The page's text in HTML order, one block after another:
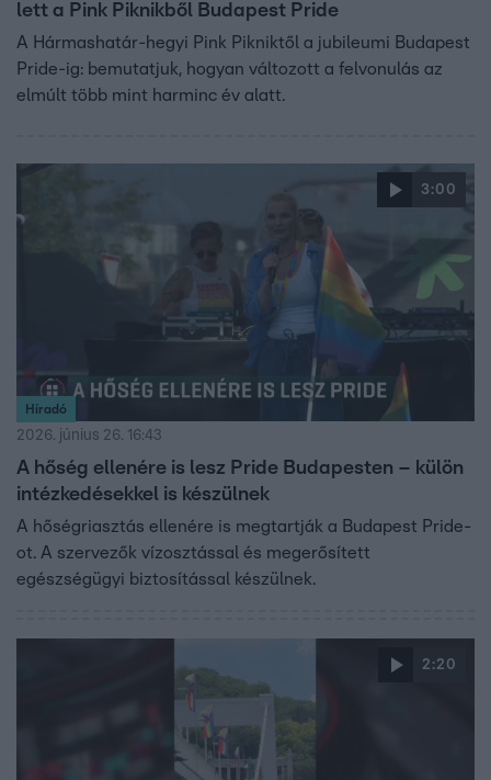
lett a Pink Piknikből Budapest Pride
A Hármashatár-hegyi Pink Pikniktől a jubileumi Budapest
Pride-ig: bemutatjuk, hogyan változott a felvonulás az
elmúlt több mint harminc év alatt.
3:00
Híradó
2026. június 26. 16:43
A hőség ellenére is lesz Pride Budapesten – külön
intézkedésekkel is készülnek
A hőségriasztás ellenére is megtartják a Budapest Pride-
ot. A szervezők vízosztással és megerősített
egészségügyi biztosítással készülnek.
2:20